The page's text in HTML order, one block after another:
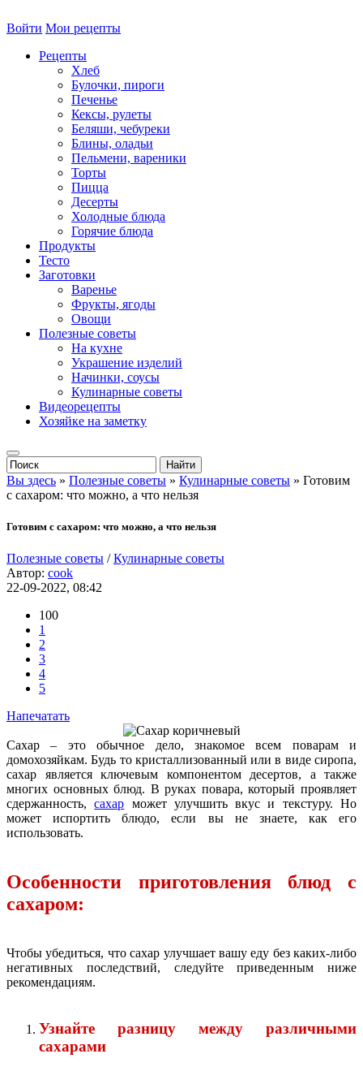
Войти Мои рецепты
Рецепты
Хлеб
Булочки, пироги
Печенье
Кексы, рулеты
Беляши, чебуреки
Блины, оладьи
Пельмени, вареники
Торты
Пицца
Десерты
Холодные блюда
Горячие блюда
Продукты
Тесто
Заготовки
Варенье
Фрукты, ягоды
Овощи
Полезные советы
На кухне
Украшение изделий
Начинки, соусы
Кулинарные советы
Видеорецепты
Хозяйке на заметку
Вы здесь » Полезные советы » Кулинарные советы » Готовим
с сахаром: что можно, а что нельзя
Готовим с сахаром: что можно, а что нельзя
Полезные советы /Кулинарные советы
Автор: cook
22-09-2022, 08:42
100
1
2
3
4
5
Напечатать
Сахар – это обычное дело, знакомое всем поварам и
домохозяйкам. Будь то кристаллизованный или в виде сиропа,
сахар является ключевым компонентом десертов, а также
многих основных блюд. В руках повара, который проявляет
сдержанность,сахар может улучшить вкус и текстуру. Но
может испортить блюдо, если вы не знаете, как его
использовать.
Особенности приготовления блюд с
сахаром:
Чтобы убедиться, что сахар улучшает вашу еду без каких-либо
негативных последствий, следуйте приведенным ниже
рекомендациям.
Узнайте разницу между различными
сахарами